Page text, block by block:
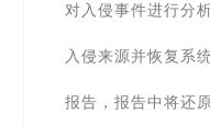
对入侵事件进行分
入侵来源并恢复系
报告，报告中将还